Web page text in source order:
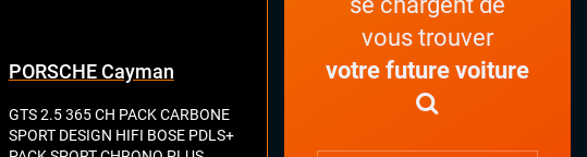
PORSCHE Cayman
GTS 2.5 365 CH PACK CARBONE
SPORT DESIGN HIFI BOSE PDLS+
vous trouver
votre future voiture